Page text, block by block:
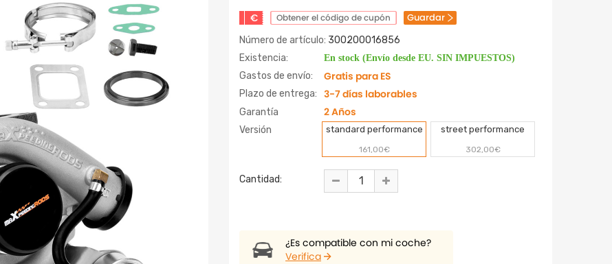
€ Obtener el código de cupón Guardar
Número de artículo: 300200016856
Existencia:
En stock (Envío desde EU. SIN IMPUESTOS)
Gastos de envío: Gratis para ES
Plazo de entrega: 3-7 días laborables
Garantía 2 Años
Versión standard performance
161,00€
street performance
302,00€
Cantidad:
¿Es compatible con mi coche?
Verifica